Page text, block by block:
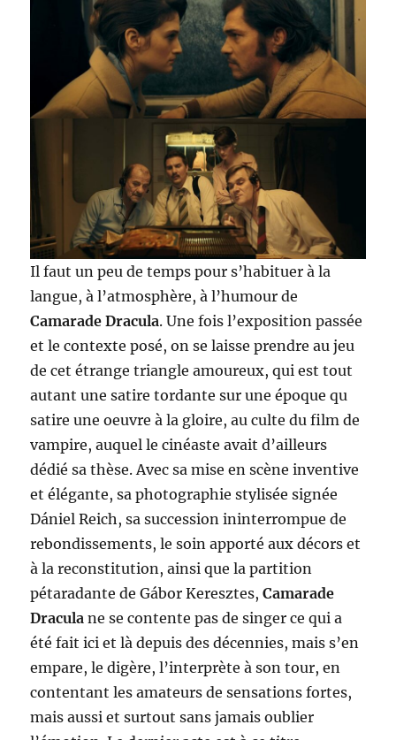
Il faut un peu de temps pour s’habituer à la
langue, à l’atmosphère, à l’humour de
Camarade Dracula. Une fois l’exposition passée
et le contexte posé, on se laisse prendre au jeu
de cet étrange triangle amoureux, qui est tout
autant une satire tordante sur une époque qu
satire une oeuvre à la gloire, au culte du film de
vampire, auquel le cinéaste avait d’ailleurs
dédié sa thèse. Avec sa mise en scène inventive
et élégante, sa photographie stylisée signée
Dániel Reich, sa succession ininterrompue de
rebondissements, le soin apporté aux décors et
à la reconstitution, ainsi que la partition
pétaradante de Gábor Keresztes,Camarade
Dracula ne se contente pas de singer ce qui a
été fait ici et là depuis des décennies, mais s’en
empare, le digère, l’interprète à son tour, en
contentant les amateurs de sensations fortes,
mais aussi et surtout sans jamais oublier